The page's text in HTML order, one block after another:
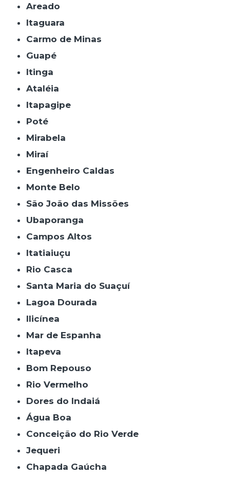
Areado
Itaguara
Carmo de Minas
Guapé
Itinga
Ataléia
Itapagipe
Poté
Mirabela
Miraí
Engenheiro Caldas
Monte Belo
São João das Missões
Ubaporanga
Campos Altos
Itatiaiuçu
Rio Casca
Santa Maria do Suaçuí
Lagoa Dourada
Ilicínea
Mar de Espanha
Itapeva
Bom Repouso
Rio Vermelho
Dores do Indaiá
Água Boa
Conceição do Rio Verde
Jequeri
Chapada Gaúcha